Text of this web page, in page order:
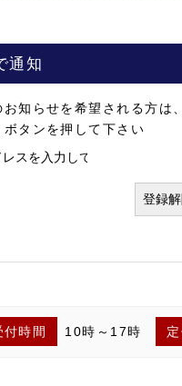
通知
知らせを希望される方は
タンを押して下さい
付時間 10時～17時